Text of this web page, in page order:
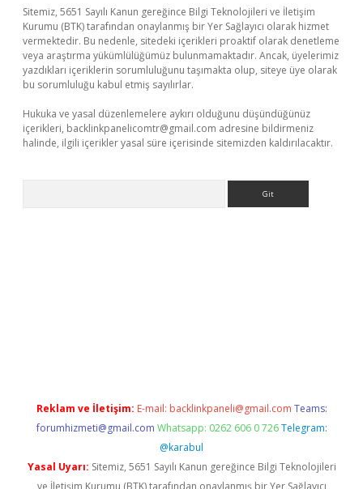
Sitemiz, 5651 Sayılı Kanun gereğince Bilgi Teknolojileri ve İletişim
Kurumu (BTK) tarafından onaylanmış bir Yer Sağlayıcı olarak hizmet
vermektedir. Bu nedenle, sitedeki içerikleri proaktif olarak denetleme
veya araştırma yükümlülüğümüz bulunmamaktadır. Ancak, üyelerimiz
yazdıkları içeriklerin sorumluluğunu taşımakta olup, siteye üye olarak
bu sorumluluğu kabul etmiş sayılırlar.
Hukuka ve yasal düzenlemelere aykırı olduğunu düşündüğünüz
içerikleri, backlinkpanelicomtr@gmail.com adresine bildirmeniz
halinde, ilgili içerikler yasal süre içerisinde sitemizden kaldırılacaktır.
Reklam ve İletişim: E-mail: backlinkpaneli@gmail.com Teams:
forumhizmeti@gmail.com Whatsapp: 0262 606 0 726 Telegram:
@karabul
Yasal Uyarı: Sitemiz, 5651 Sayılı Kanun gereğince Bilgi Teknolojileri
ve İletişim Kurumu (BTK) tarafından onaylanmış bir Yer Sağlayıcı